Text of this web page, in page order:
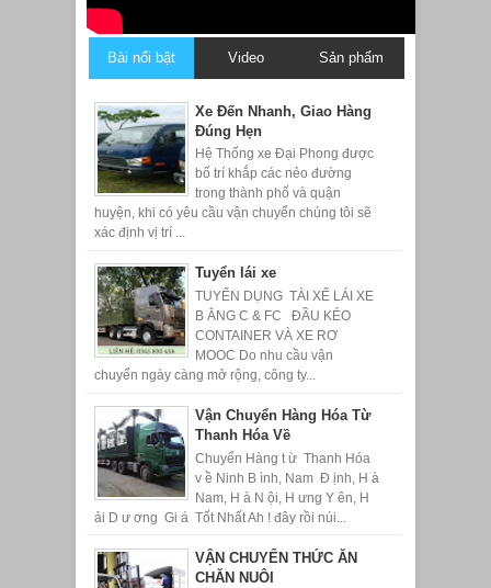
Bài nổi bật Video Sản phẩm
Xe Đến Nhanh, Giao Hàng
Đúng Hẹn
Hệ Thống xe Đại Phong được
bố trí khắp các nẻo đường
trong thành phố và quận
huyện, khi có yêu cầu vận chuyển chúng tôi sẽ
xác định vị trí ...
Tuyển lái xe
TUYỂN DỤNG TÀI XẾ LÁI XE
B ẰNG C & FC ĐẦU KÉO
CONTAINER VÀ XE RƠ
MOOC Do nhu cầu vận
chuyển ngày càng mở rộng, công ty...
Vận Chuyển Hàng Hóa Từ
Thanh Hóa Về
Chuyển Hàng t ừ Thanh Hóa
v ề Ninh B ình, Nam Đ ịnh, H à
Nam, H à N ội, H ưng Y ên, H
ải D ư ơng Gi á Tốt Nhất Ah ! đây rồi núi...
VẬN CHUYỂN THỨC ĂN
CHĂN NUÔI